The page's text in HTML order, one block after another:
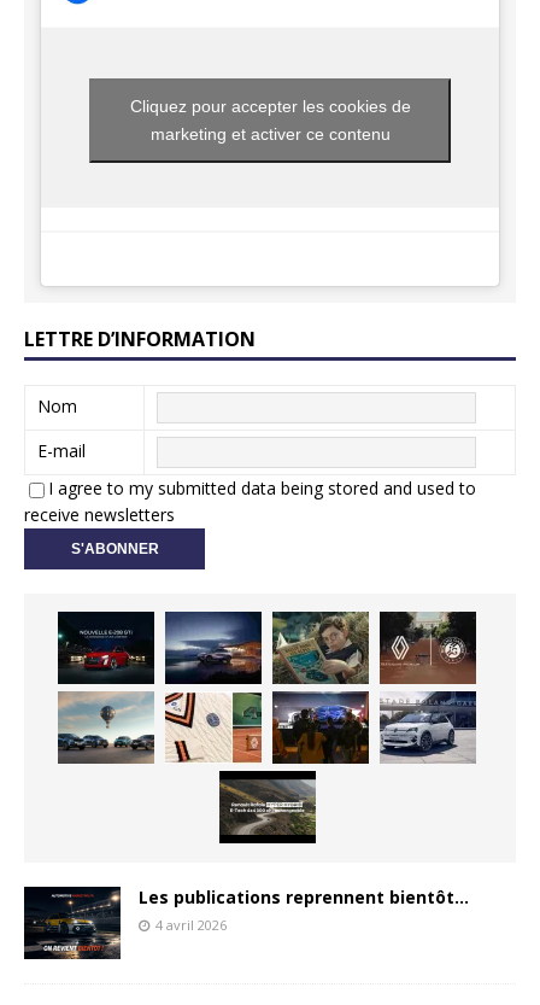
Cliquez pour accepter les cookies de
marketing et activer ce contenu
LETTRE D’INFORMATION
Nom
E-mail
I agree to my submitted data being stored and used to
receive newsletters
Les publications reprennent bientôt…
4 avril 2026